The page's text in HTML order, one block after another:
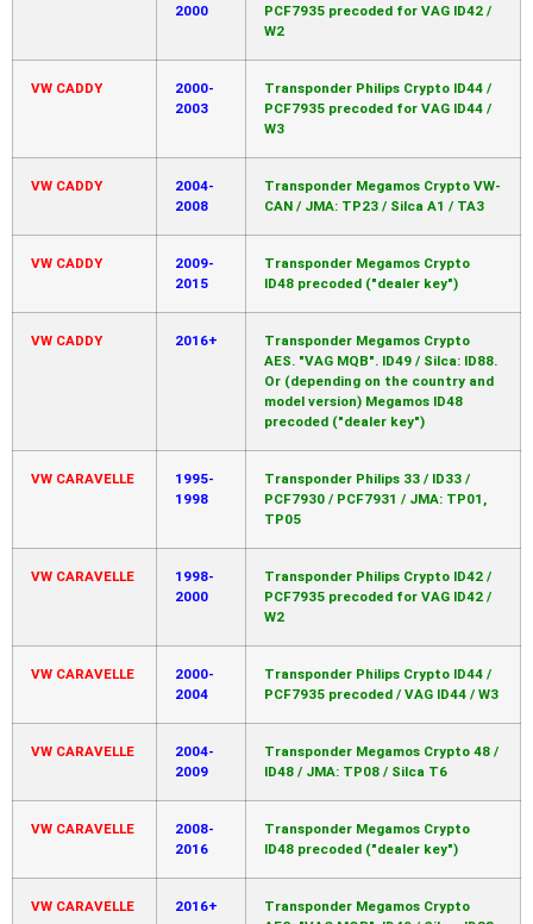
2000
PCF7935 precoded for VAG ID42 /
W2
VW CADDY
2000-
2003
Transponder Philips Crypto ID44 /
PCF7935 precoded for VAG ID44 /
W3
VW CADDY
2004-
2008
Transponder Megamos Crypto VW-
CAN / JMA: TP23 / Silca A1 / TA3
VW CADDY
2009-
2015
Transponder Megamos Crypto
ID48 precoded ("dealer key")
VW CADDY 2016+
Transponder Megamos Crypto
AES. "VAG MQB". ID49 / Silca: ID88.
Or (depending on the country and
model version) Megamos ID48
precoded ("dealer key")
VW CARAVELLE
1995-
1998
Transponder Philips 33 / ID33 /
PCF7930 / PCF7931 / JMA: TP01,
TP05
VW CARAVELLE
1998-
2000
Transponder Philips Crypto ID42 /
PCF7935 precoded for VAG ID42 /
W2
VW CARAVELLE
2000-
2004
Transponder Philips Crypto ID44 /
PCF7935 precoded / VAG ID44 / W3
VW CARAVELLE
2004-
2009
Transponder Megamos Crypto 48 /
ID48 / JMA: TP08 / Silca T6
VW CARAVELLE
2008-
2016
Transponder Megamos Crypto
ID48 precoded ("dealer key")
VW CARAVELLE 2016+
Transponder Megamos Crypto